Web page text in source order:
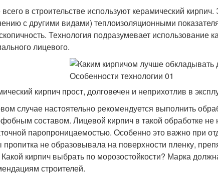
в строительстве используют керамический
с другими видами) теплоизоляционными
Технология подразумевает использование
лицевого.
кирпич прост, долговечен и неприхотлив в
случае настоятельно рекомендуется выполнить
составом. Лицевой кирпич в такой обработке
паропроницаемостью. Особенно это важно при
пропитка не образовывала на поверхности пленку,
кирпич выбрать по морозостойкости? Марка
строителей.